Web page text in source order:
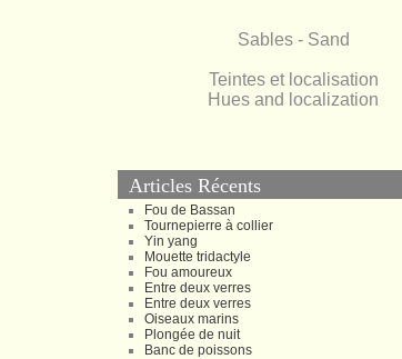
Sables - Sand
Teintes et localisation
Hues and localization
Articles Récents
Fou de Bassan
Tournepierre à collier
Yin yang
Mouette tridactyle
Fou amoureux
Entre deux verres
Entre deux verres
Oiseaux marins
Plongée de nuit
Banc de poissons